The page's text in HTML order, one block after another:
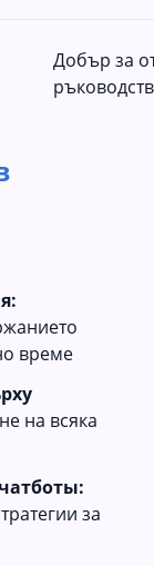
Добър за
време
на всяка
за